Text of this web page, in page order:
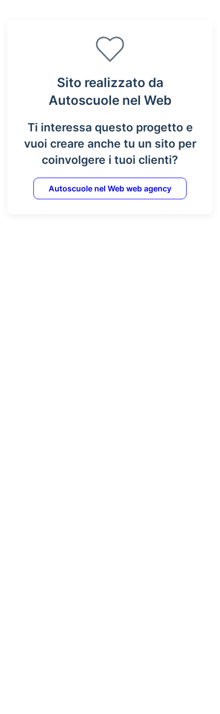
Sito realizzato da
Autoscuole nel Web
Ti interessa questo progetto e
vuoi creare anche tu un sito per
coinvolgere i tuoi clienti?
Autoscuole nel Web web agency